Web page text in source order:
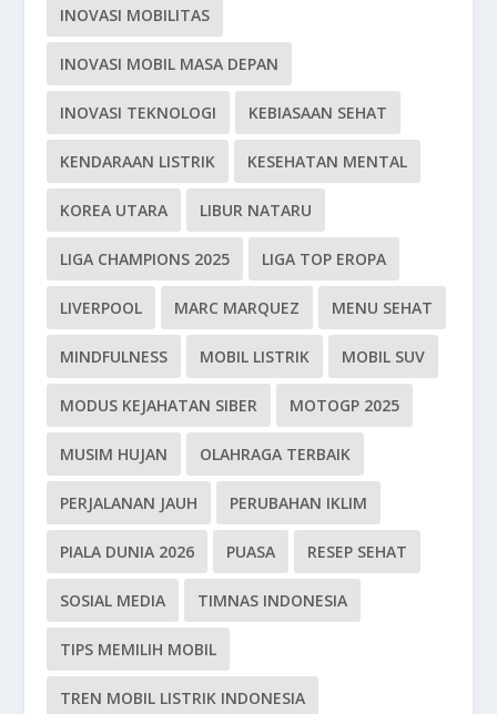
INOVASI MOBILITAS
INOVASI MOBIL MASA DEPAN
INOVASI TEKNOLOGI KEBIASAAN SEHAT
KENDARAAN LISTRIK KESEHATAN MENTAL
KOREA UTARA LIBUR NATARU
LIGA CHAMPIONS 2025 LIGA TOP EROPA
LIVERPOOL MARC MARQUEZ MENU SEHAT
MINDFULNESS MOBIL LISTRIK MOBIL SUV
MODUS KEJAHATAN SIBER MOTOGP 2025
MUSIM HUJAN OLAHRAGA TERBAIK
PERJALANAN JAUH PERUBAHAN IKLIM
PIALA DUNIA 2026 PUASA RESEP SEHAT
SOSIAL MEDIA TIMNAS INDONESIA
TIPS MEMILIH MOBIL
TREN MOBIL LISTRIK INDONESIA